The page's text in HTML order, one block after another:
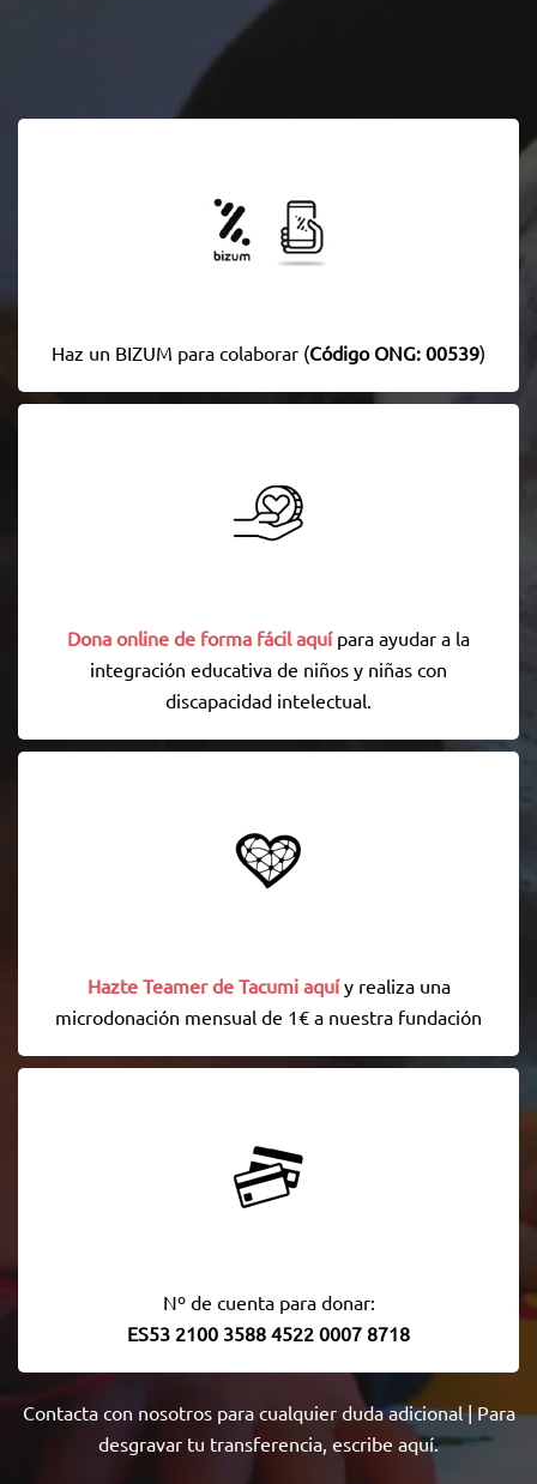
Haz un BIZUM para colaborar (Código ONG: 00539)
Dona online de forma fácil aquípara ayudar a la
integración educativa de niños y niñas con
discapacidad intelectual.
Hazte Teamer de Tacumi aquí y realiza una
microdonación mensual de 1€ a nuestra fundación
Nº de cuenta para donar:
ES53 2100 3588 4522 0007 8718
Contacta con nosotrospara cualquier duda adicional | Para
desgravar tu transferencia, escribe aquí.